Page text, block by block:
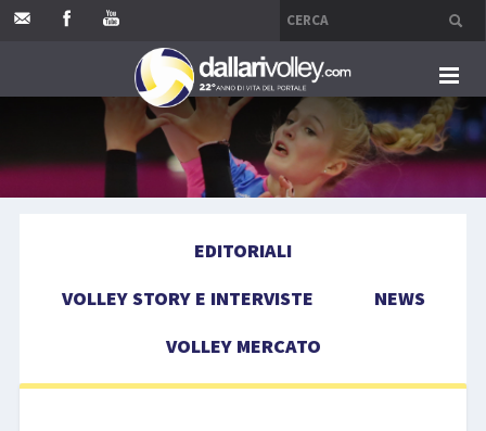
HOME
EDITORIALI
VOLLEY STORY E INTERVISTE
NEWS
VOLLEY MERCATO